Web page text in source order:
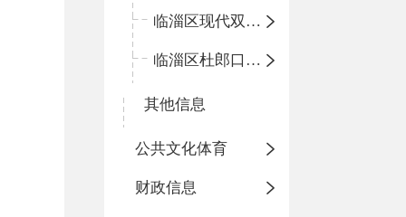
临淄区现代双语学校
临淄区杜郎口小学
其他信息
公共文化体育
财政信息